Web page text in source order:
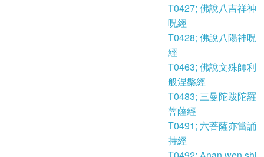
T0427; 佛說八吉祥神
呪經
T0428; 佛說八陽神呪
經
T0463; 佛說文殊師利
般涅槃經
T0483; 三曼陀跋陀羅
菩薩經
T0491; 六菩薩亦當誦
持經